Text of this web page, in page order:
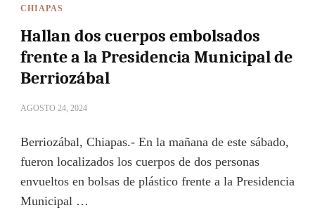
CHIAPAS
Hallan dos cuerpos embolsados
frente a la Presidencia Municipal de
Berriozábal
AGOSTO 24, 2024
Berriozábal, Chiapas.- En la mañana de este sábado,
fueron localizados los cuerpos de dos personas
envueltos en bolsas de plástico frente a la Presidencia
Municipal …